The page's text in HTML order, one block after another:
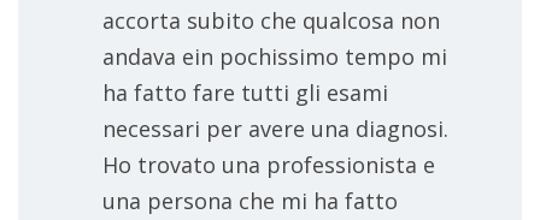
accorta subito che qualcosa non
andava ein pochissimo tempo mi
ha fatto fare tutti gli esami
necessari per avere una diagnosi.
Ho trovato una professionista e
una persona che mi ha fatto